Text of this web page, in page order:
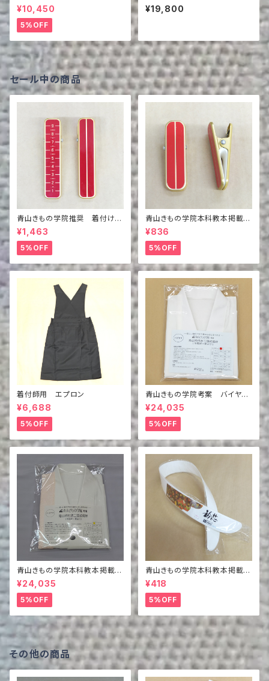
品 きものスリップ
¥10,450
5%OFF
¥19,800
セール中の商品
青山きもの学院推奨 着付けピ
ンチ メモリ付き
¥1,463
5%OFF
青山きもの学院本科教本掲載商
品 着付けピンチ
¥836
5%OFF
着付師用 エプロン
¥6,688
5%OFF
青山きもの学院考案 バイヤス
青山衿付き夏の二部式襦袢（半
襦袢＋裾除け）
¥24,035
5%OFF
青山きもの学院本科教本掲載商
品 バイヤス青山衿付き二部式
襦袢（半襦袢＋裾除け）
¥24,035
5%OFF
青山きもの学院本科教本掲載商
品 衿芯2枚組
¥418
5%OFF
その他の商品